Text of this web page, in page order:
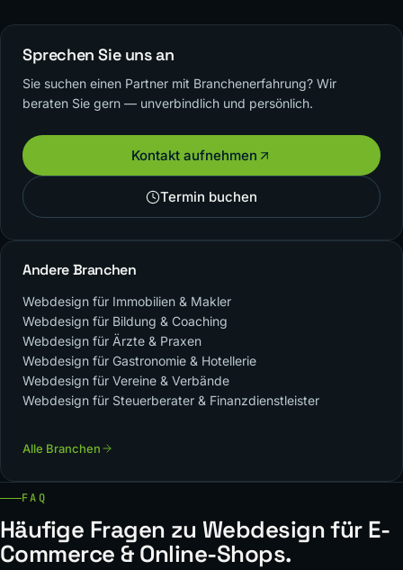
Sprechen Sie uns an
Sie suchen einen Partner mit Branchenerfahrung? Wir
beraten Sie gern — unverbindlich und persönlich.
Kontakt aufnehmen
Termin buchen
Andere Branchen
Webdesign für Immobilien & Makler
Webdesign für Bildung & Coaching
Webdesign für Ärzte & Praxen
Webdesign für Gastronomie & Hotellerie
Webdesign für Vereine & Verbände
Webdesign für Steuerberater & Finanzdienstleister
Alle Branchen
FAQ
Häufige Fragen zu Webdesign für E-
Commerce & Online-Shops.